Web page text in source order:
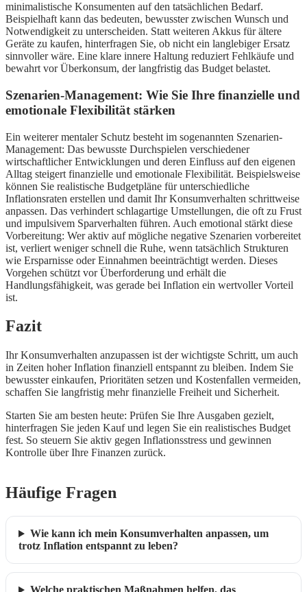
minimalistische Konsumenten auf den tatsächlichen Bedarf.
Beispielhaft kann das bedeuten, bewusster zwischen Wunsch und
Notwendigkeit zu unterscheiden. Statt weiteren Akkus für ältere
Geräte zu kaufen, hinterfragen Sie, ob nicht ein langlebiger Ersatz
sinnvoller wäre. Eine klare innere Haltung reduziert Fehlkäufe und
bewahrt vor Überkonsum, der langfristig das Budget belastet.
Szenarien-Management: Wie Sie Ihre finanzielle und
emotionale Flexibilität stärken
Ein weiterer mentaler Schutz besteht im sogenannten Szenarien-
Management: Das bewusste Durchspielen verschiedener
wirtschaftlicher Entwicklungen und deren Einfluss auf den eigenen
Alltag steigert finanzielle und emotionale Flexibilität. Beispielsweise
können Sie realistische Budgetpläne für unterschiedliche
Inflationsraten erstellen und damit Ihr Konsumverhalten schrittweise
anpassen. Das verhindert schlagartige Umstellungen, die oft zu Frust
und impulsivem Sparverhalten führen. Auch emotional stärkt diese
Vorbereitung: Wer aktiv auf mögliche negative Szenarien vorbereitet
ist, verliert weniger schnell die Ruhe, wenn tatsächlich Strukturen
wie Ersparnisse oder Einnahmen beeinträchtigt werden. Dieses
Vorgehen schützt vor Überforderung und erhält die
Handlungsfähigkeit, was gerade bei Inflation ein wertvoller Vorteil
ist.
Fazit
Ihr Konsumverhalten anzupassen ist der wichtigste Schritt, um auch
in Zeiten hoher Inflation finanziell entspannt zu bleiben. Indem Sie
bewusster einkaufen, Prioritäten setzen und Kostenfallen vermeiden,
schaffen Sie langfristig mehr finanzielle Freiheit und Sicherheit.
Starten Sie am besten heute: Prüfen Sie Ihre Ausgaben gezielt,
hinterfragen Sie jeden Kauf und legen Sie ein realistisches Budget
fest. So steuern Sie aktiv gegen Inflationsstress und gewinnen
Kontrolle über Ihre Finanzen zurück.
Häufige Fragen
Wie kann ich mein Konsumverhalten anpassen, um
trotz Inflation entspannt zu leben?